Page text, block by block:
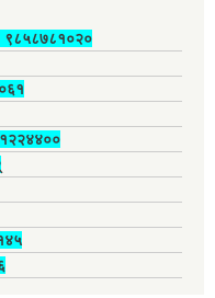
९८५८७८१०२०